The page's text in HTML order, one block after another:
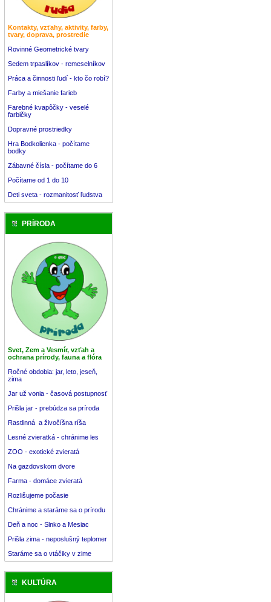
Kontakty, vzťahy, aktivity, farby,
tvary, doprava, prostredie
Rovinné Geometrické tvary
Sedem trpaslíkov - remeselníkov
Práca a činnosti ľudí - kto čo robí?
Farby a miešanie farieb
Farebné kvapôčky - veselé
farbičky
Dopravné prostriedky
Hra Bodkolienka - počítame
bodky
Zábavné čísla - počítame do 6
Počítame od 1 do 10
Deti sveta - rozmanitosť ľudstva
PRÍRODA
Svet, Zem a Vesmír, vzťah a
ochrana prírody, fauna a flóra
Ročné obdobia: jar, leto, jeseň,
zima
Jar už vonia - časová postupnosť
Prišla jar - prebúdza sa príroda
Rastlinná a živočíšna ríša
Lesné zvieratká - chránime les
ZOO - exotické zvieratá
Na gazdovskom dvore
Farma - domáce zvieratá
Rozlišujeme počasie
Chránime a staráme sa o prírodu
Deň a noc - Slnko a Mesiac
Prišla zima - neposlušný teplomer
Staráme sa o vtáčiky v zime
KULTÚRA